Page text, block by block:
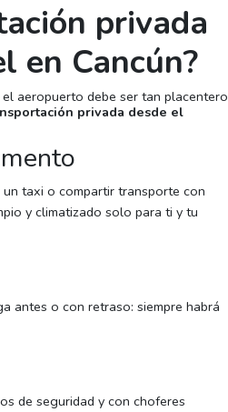
privada
en Cancún?
aeropuerto debe ser tan placentero
privada desde el
taxi o compartir transporte con
y climatizado solo para ti y tu
antes o con retraso: siempre habrá
de seguridad y con choferes